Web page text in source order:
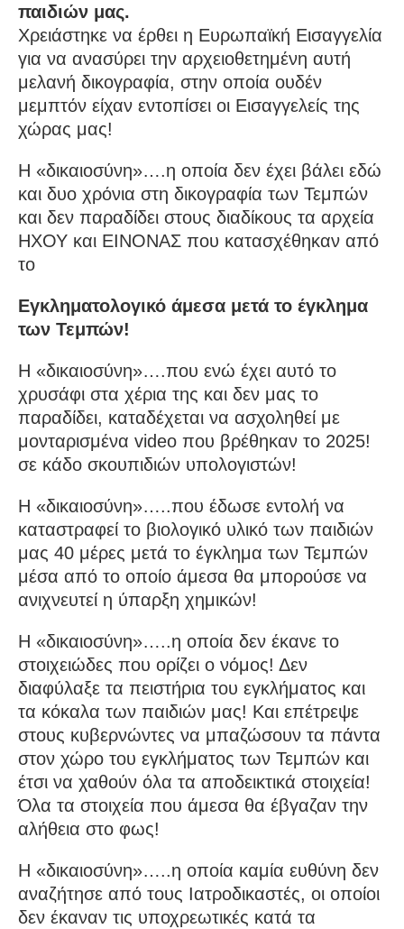
παιδιών μας.
Χρειάστηκε να έρθει η Ευρωπαϊκή Εισαγγελία
για να ανασύρει την αρχειοθετημένη αυτή
μελανή δικογραφία, στην οποία ουδέν
μεμπτόν είχαν εντοπίσει οι Εισαγγελείς της
χώρας μας!
Η «δικαιοσύνη»….η οποία δεν έχει βάλει εδώ
και δυο χρόνια στη δικογραφία των Τεμπών
και δεν παραδίδει στους διαδίκους τα αρχεία
ΗΧΟΥ και ΕΙΝΟΝΑΣ που κατασχέθηκαν από
το
Εγκληματολογικό άμεσα μετά το έγκλημα
των Τεμπών!
Η «δικαιοσύνη»….που ενώ έχει αυτό το
χρυσάφι στα χέρια της και δεν μας το
παραδίδει, καταδέχεται να ασχοληθεί με
μονταρισμένα video που βρέθηκαν το 2025!
σε κάδο σκουπιδιών υπολογιστών!
Η «δικαιοσύνη»…..που έδωσε εντολή να
καταστραφεί το βιολογικό υλικό των παιδιών
μας 40 μέρες μετά το έγκλημα των Τεμπών
μέσα από το οποίο άμεσα θα μπορούσε να
ανιχνευτεί η ύπαρξη χημικών!
Η «δικαιοσύνη»…..η οποία δεν έκανε το
στοιχειώδες που ορίζει ο νόμος! Δεν
διαφύλαξε τα πειστήρια του εγκλήματος και
τα κόκαλα των παιδιών μας! Και επέτρεψε
στους κυβερνώντες να μπαζώσουν τα πάντα
στον χώρο του εγκλήματος των Τεμπών και
έτσι να χαθούν όλα τα αποδεικτικά στοιχεία!
Όλα τα στοιχεία που άμεσα θα έβγαζαν την
αλήθεια στο φως!
Η «δικαιοσύνη»…..η οποία καμία ευθύνη δεν
αναζήτησε από τους Ιατροδικαστές, οι οποίοι
δεν έκαναν τις υποχρεωτικές κατά τα